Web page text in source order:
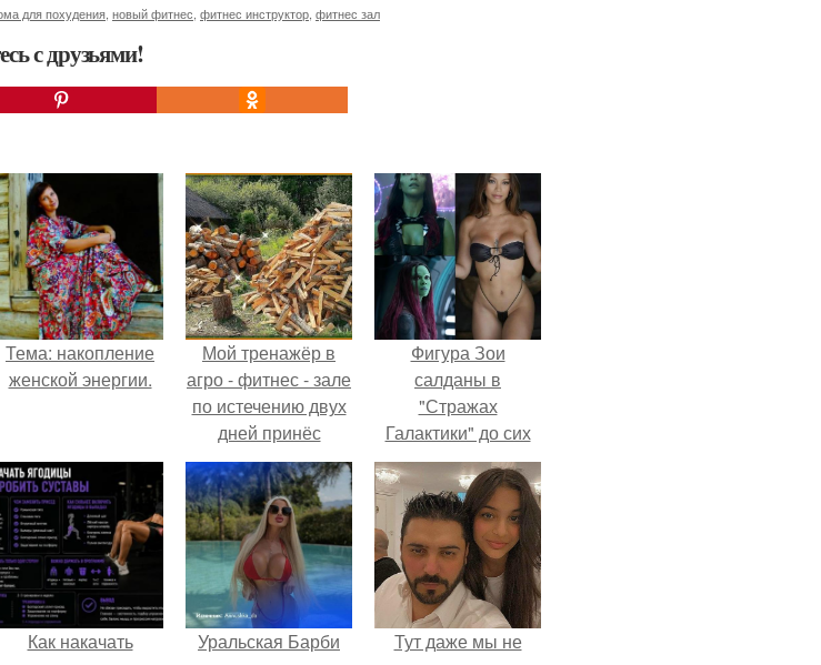
для похудения новый фитнес фитнес инструктор фитнес зал
с друзьями!
Тема: накопление
женской энергии.
Мой тренажёр в
агро - фитнес - зале
по истечению двух
дней принёс
ощутимый
результат.
Фигура Зои
салданы в
"Стражах
Галактики" до сих
пор вызывает
восхищение.
Как накачать
Уральская Барби
Тут даже мы не